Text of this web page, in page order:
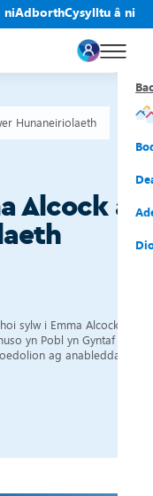
niAdborthCysylltu â ni
Hunaneiriolaeth
Alcock a
sylw i Emma Alcock,
yn Pobl yn Gyntaf
ag anableddau